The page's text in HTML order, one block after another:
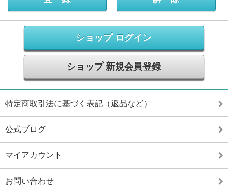
ショップ ログイン
ショップ 新規会員登録
特定商取引法に基づく表記（返品など）
公式ブログ
マイアカウント
お問い合わせ